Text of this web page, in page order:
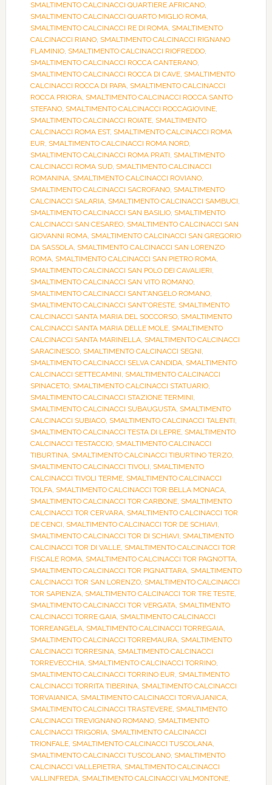
SMALTIMENTO CALCINACCI QUARTIERE AFRICANO,
SMALTIMENTO CALCINACCI QUARTO MIGLIO ROMA,
SMALTIMENTO CALCINACCI RE DI ROMA, SMALTIMENTO
CALCINACCI RIANO, SMALTIMENTO CALCINACCI RIGNANO
FLAMINIO, SMALTIMENTO CALCINACCI RIOFREDDO,
SMALTIMENTO CALCINACCI ROCCA CANTERANO,
SMALTIMENTO CALCINACCI ROCCA DI CAVE, SMALTIMENTO
CALCINACCI ROCCA DI PAPA, SMALTIMENTO CALCINACCI
ROCCA PRIORA, SMALTIMENTO CALCINACCI ROCCA SANTO
STEFANO, SMALTIMENTO CALCINACCI ROCCAGIOVINE,
SMALTIMENTO CALCINACCI ROIATE, SMALTIMENTO
CALCINACCI ROMA EST, SMALTIMENTO CALCINACCI ROMA
EUR, SMALTIMENTO CALCINACCI ROMA NORD,
SMALTIMENTO CALCINACCI ROMA PRATI, SMALTIMENTO
CALCINACCI ROMA SUD, SMALTIMENTO CALCINACCI
ROMANINA, SMALTIMENTO CALCINACCI ROVIANO,
SMALTIMENTO CALCINACCI SACROFANO, SMALTIMENTO
CALCINACCI SALARIA, SMALTIMENTO CALCINACCI SAMBUCI,
SMALTIMENTO CALCINACCI SAN BASILIO, SMALTIMENTO
CALCINACCI SAN CESAREO, SMALTIMENTO CALCINACCI SAN
GIOVANNI ROMA, SMALTIMENTO CALCINACCI SAN GREGORIO
DA SASSOLA, SMALTIMENTO CALCINACCI SAN LORENZO
ROMA, SMALTIMENTO CALCINACCI SAN PIETRO ROMA,
SMALTIMENTO CALCINACCI SAN POLO DEI CAVALIERI,
SMALTIMENTO CALCINACCI SAN VITO ROMANO,
SMALTIMENTO CALCINACCI SANT'ANGELO ROMANO,
SMALTIMENTO CALCINACCI SANT'ORESTE, SMALTIMENTO
CALCINACCI SANTA MARIA DEL SOCCORSO, SMALTIMENTO
CALCINACCI SANTA MARIA DELLE MOLE, SMALTIMENTO
CALCINACCI SANTA MARINELLA, SMALTIMENTO CALCINACCI
SARACINESCO, SMALTIMENTO CALCINACCI SEGNI,
SMALTIMENTO CALCINACCI SELVA CANDIDA, SMALTIMENTO
CALCINACCI SETTECAMINI, SMALTIMENTO CALCINACCI
SPINACETO, SMALTIMENTO CALCINACCI STATUARIO,
SMALTIMENTO CALCINACCI STAZIONE TERMINI,
SMALTIMENTO CALCINACCI SUBAUGUSTA, SMALTIMENTO
CALCINACCI SUBIACO, SMALTIMENTO CALCINACCI TALENTI,
SMALTIMENTO CALCINACCI TESTA DI LEPRE, SMALTIMENTO
CALCINACCI TESTACCIO, SMALTIMENTO CALCINACCI
TIBURTINA, SMALTIMENTO CALCINACCI TIBURTINO TERZO,
SMALTIMENTO CALCINACCI TIVOLI, SMALTIMENTO
CALCINACCI TIVOLI TERME, SMALTIMENTO CALCINACCI
TOLFA, SMALTIMENTO CALCINACCI TOR BELLA MONACA,
SMALTIMENTO CALCINACCI TOR CARBONE, SMALTIMENTO
CALCINACCI TOR CERVARA, SMALTIMENTO CALCINACCI TOR
DE CENCI, SMALTIMENTO CALCINACCI TOR DE SCHIAVI,
SMALTIMENTO CALCINACCI TOR DI SCHIAVI, SMALTIMENTO
CALCINACCI TOR DI VALLE, SMALTIMENTO CALCINACCI TOR
FISCALE ROMA, SMALTIMENTO CALCINACCI TOR PAGNOTTA,
SMALTIMENTO CALCINACCI TOR PIGNATTARA, SMALTIMENTO
CALCINACCI TOR SAN LORENZO, SMALTIMENTO CALCINACCI
TOR SAPIENZA, SMALTIMENTO CALCINACCI TOR TRE TESTE,
SMALTIMENTO CALCINACCI TOR VERGATA, SMALTIMENTO
CALCINACCI TORRE GAIA, SMALTIMENTO CALCINACCI
TORREANGELA, SMALTIMENTO CALCINACCI TORREGAIA,
SMALTIMENTO CALCINACCI TORREMAURA, SMALTIMENTO
CALCINACCI TORRESINA, SMALTIMENTO CALCINACCI
TORREVECCHIA, SMALTIMENTO CALCINACCI TORRINO,
SMALTIMENTO CALCINACCI TORRINO EUR, SMALTIMENTO
CALCINACCI TORRITA TIBERINA, SMALTIMENTO CALCINACCI
TORVAIANICA, SMALTIMENTO CALCINACCI TORVAJANICA,
SMALTIMENTO CALCINACCI TRASTEVERE, SMALTIMENTO
CALCINACCI TREVIGNANO ROMANO, SMALTIMENTO
CALCINACCI TRIGORIA, SMALTIMENTO CALCINACCI
TRIONFALE, SMALTIMENTO CALCINACCI TUSCOLANA,
SMALTIMENTO CALCINACCI TUSCOLANO, SMALTIMENTO
CALCINACCI VALLEPIETRA, SMALTIMENTO CALCINACCI
VALLINFREDA, SMALTIMENTO CALCINACCI VALMONTONE,